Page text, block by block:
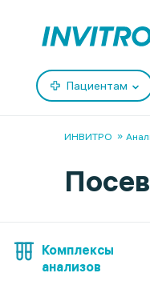
Пациентам
ИНВИТРО
Комплексы
анализов